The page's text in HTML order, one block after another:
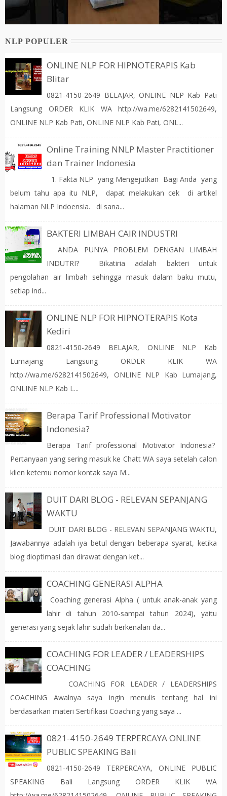
NLP POPULER
ONLINE NLP FOR HIPNOTERAPIS Kab
Blitar
0821-4150-2649 BELAJAR, ONLINE NLP Kab Pati
Langsung ORDER KLIK WA http://wa.me/6282141502649,
ONLINE NLP Kab Pati, ONLINE NLP Kab Pati, ONL...
Online Training NNLP Master Practitioner
dan Trainer Indonesia
1. Fakta NLP yang Mengejutkan Bagi Anda yang
belum tahu apa itu NLP, dapat melakukan cek di artikel
halaman NLP Indoensia. di sana...
BAKTERI LIMBAH CAIR INDUSTRI
ANDA PUNYA PROBLEM DENGAN LIMBAH
INDUTRI? Bikatiria adalah bakteri untuk
pengolahan air limbah sehingga masuk dalam baku mutu,
setiap ind...
ONLINE NLP FOR HIPNOTERAPIS Kota
Kediri
0821-4150-2649 BELAJAR, ONLINE NLP Kab
Lumajang Langsung ORDER KLIK WA
http://wa.me/6282141502649, ONLINE NLP Kab Lumajang,
ONLINE NLP Kab L...
Berapa Tarif Professional Motivator
Indonesia?
Berapa Tarif professional Motivator Indonesia?
Pertanyaan yang sering masuk ke Chatt WA saya setelah calon
klien ketemu nomor kontak saya M...
DUIT DARI BLOG - RELEVAN SEPANJANG
WAKTU
DUIT DARI BLOG - RELEVAN SEPANJANG WAKTU,
Jawabannya adalah iya betul dengan beberapa syarat, ketika
blog dioptimasi dan dirawat dengan ket...
COACHING GENERASI ALPHA
Coaching generasi Alpha ( untuk anak-anak yang
lahir di tahun 2010-sampai tahun 2024), yaitu
generasi yang sejak lahir sudah berkenalan da...
COACHING FOR LEADER / LEADERSHIPS
COACHING
COACHING FOR LEADER / LEADERSHIPS
COACHING Awalnya saya ingin menulis tentang hal ini
berdasarkan materi Sertifikasi Coaching yang saya ...
0821-4150-2649 TERPERCAYA ONLINE
PUBLIC SPEAKING Bali
0821-4150-2649 TERPERCAYA, ONLINE PUBLIC
SPEAKING Bali Langsung ORDER KLIK WA